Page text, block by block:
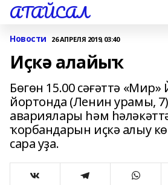
АТАЙСАЛ
Новости 26 АПРЕЛЯ 2019, 03:40
Иҫкә алайыҡ
Бөгөн 15.00 сәғәттә
йортонда (Ленин урамы,
авариялары һәм
ҡорбандарын иҫкә алыу
сара уҙа.